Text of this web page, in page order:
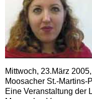
Mittwoch, 23.März
Moosacher St.-Martins-
Eine Veranstaltung der